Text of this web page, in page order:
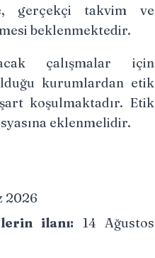
gerçekçi takvim ve
beklenmektedir.
çalışmalar için
kurumlardan etik
koşulmaktadır. Etik
eklenmelidir.
2026
ilanı: 14 Ağustos